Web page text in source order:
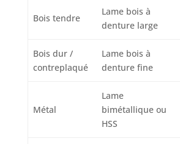
Bois tendre
Lame bois à
denture large
Bois dur /
contreplaqué
Lame bois à
denture fine
Métal
Lame
bimétallique ou
HSS